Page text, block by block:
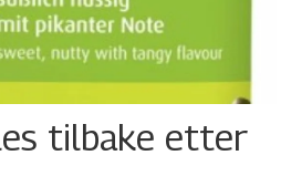
tilbake etter